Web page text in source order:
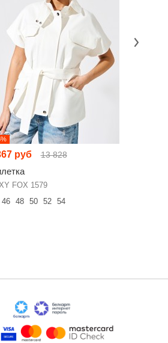
руб 13 828
FOX 1579
46 48 50 52 54